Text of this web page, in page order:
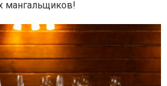
мангальщиков!